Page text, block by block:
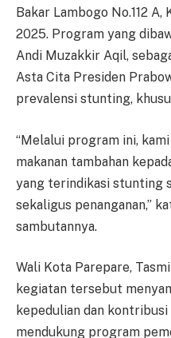
Bakar Lambogo No.112 A,
2025. Program yang
Andi Muzakkir Aqil,
Asta Cita Presiden
prevalensi stunting,
“Melalui program ini,
makanan tambahan
yang terindikasi stunting
sekaligus penanganan,”
sambutannya.
Wali Kota Parepare,
kegiatan tersebut
kepedulian dan
mendukung program